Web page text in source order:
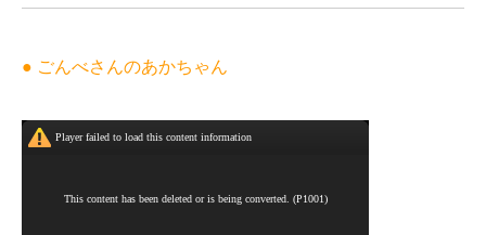
● ごんべさんのあかちゃん